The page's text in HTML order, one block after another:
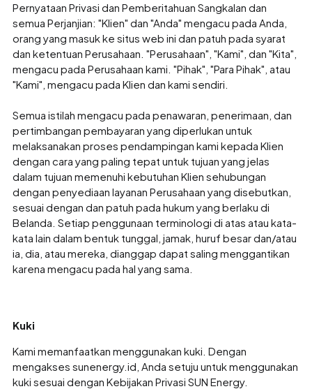
Pernyataan Privasi dan Pemberitahuan Sangkalan dan
semua Perjanjian: "Klien" dan "Anda" mengacu pada Anda,
orang yang masuk ke situs web ini dan patuh pada syarat
dan ketentuan Perusahaan. "Perusahaan", "Kami", dan "Kita",
mengacu pada Perusahaan kami. "Pihak", "Para Pihak", atau
"Kami", mengacu pada Klien dan kami sendiri.
Semua istilah mengacu pada penawaran, penerimaan, dan
pertimbangan pembayaran yang diperlukan untuk
melaksanakan proses pendampingan kami kepada Klien
dengan cara yang paling tepat untuk tujuan yang jelas
dalam tujuan memenuhi kebutuhan Klien sehubungan
dengan penyediaan layanan Perusahaan yang disebutkan,
sesuai dengan dan patuh pada hukum yang berlaku di
Belanda. Setiap penggunaan terminologi di atas atau kata-
kata lain dalam bentuk tunggal, jamak, huruf besar dan/atau
ia, dia, atau mereka, dianggap dapat saling menggantikan
karena mengacu pada hal yang sama.
Kuki
Kami memanfaatkan menggunakan kuki. Dengan
mengakses sunenergy.id, Anda setuju untuk menggunakan
kuki sesuai dengan Kebijakan Privasi SUN Energy.